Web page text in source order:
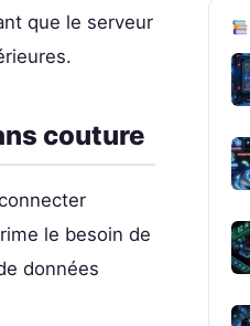
que le serveur
couture
le besoin de
données